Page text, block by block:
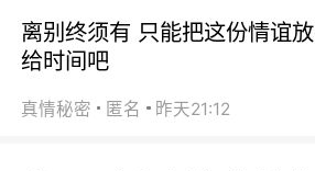
离别终须有 只能把这份情谊
给时间吧
真情秘密 匿名 昨天21:12